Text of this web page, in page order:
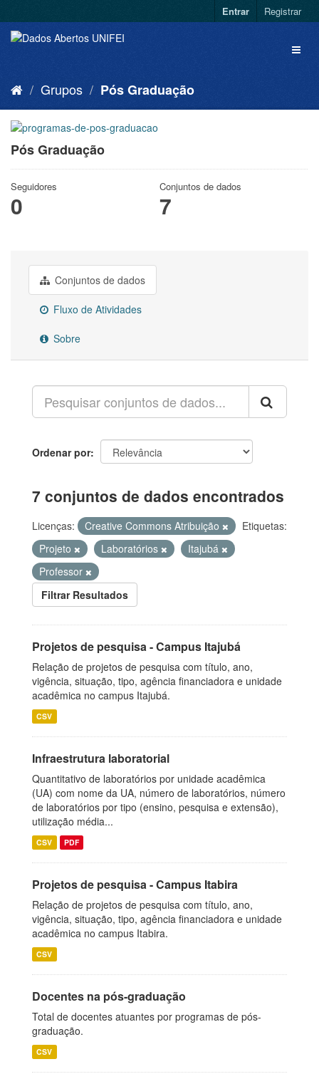
Entrar Registrar
Grupos Pós Graduação
Pós Graduação
Seguidores
0
Conjuntos de dados
7
Conjuntos de dados
Fluxo de Atividades
Sobre
Ordenar por
7 conjuntos de dados encontrados
Licenças: Creative Commons Atribuição
Etiquetas:
Projeto
Laboratórios
Itajubá
Professor
Filtrar Resultados
Projetos de pesquisa - Campus Itajubá
Relação de projetos de pesquisa com título, ano,
vigência, situação, tipo, agência financiadora e unidade
acadêmica no campus Itajubá.
CSV
Infraestrutura laboratorial
Quantitativo de laboratórios por unidade acadêmica
(UA) com nome da UA, número de laboratórios, número
de laboratórios por tipo (ensino, pesquisa e extensão),
utilização média...
CSV PDF
Projetos de pesquisa - Campus Itabira
Relação de projetos de pesquisa com título, ano,
vigência, situação, tipo, agência financiadora e unidade
acadêmica no campus Itabira.
CSV
Docentes na pós-graduação
Total de docentes atuantes por programas de pós-
graduação.
CSV